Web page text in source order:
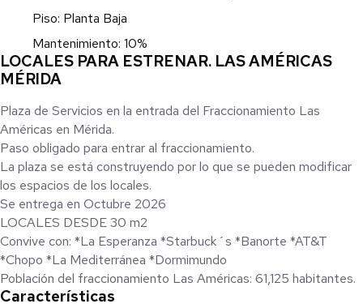
Piso: Planta Baja
Mantenimiento: 10%
LOCALES PARA ESTRENAR. LAS AMÉRICAS
MÉRIDA
Plaza de Servicios en la entrada del Fraccionamiento Las
Américas en Mérida.
Paso obligado para entrar al fraccionamiento.
La plaza se está construyendo por lo que se pueden modificar
los espacios de los locales.
Se entrega en Octubre 2026
LOCALES DESDE 30 m2
Convive con: *La Esperanza *Starbuck´s *Banorte *AT&T
*Chopo *La Mediterránea *Dormimundo
Población del fraccionamiento Las Américas: 61,125 habitantes.
Características